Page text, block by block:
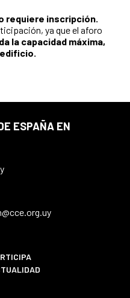
requiere inscripción.
ya que el aforo
la capacidad máxima,
ESPAÑA EN